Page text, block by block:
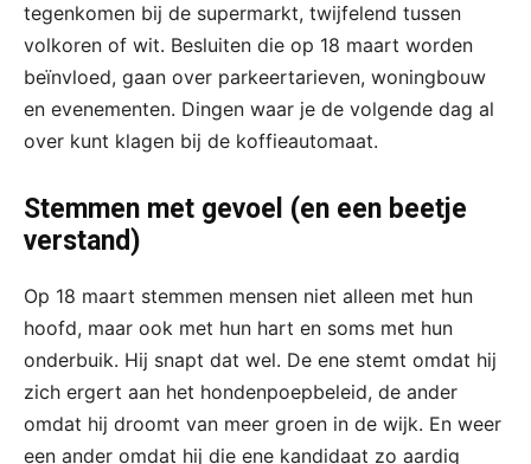
tegenkomen bij de supermarkt, twijfelend tussen
volkoren of wit. Besluiten die op 18 maart worden
beïnvloed, gaan over parkeertarieven, woningbouw
en evenementen. Dingen waar je de volgende dag al
over kunt klagen bij de koffieautomaat.
Stemmen met gevoel (en een beetje
verstand)
Op 18 maart stemmen mensen niet alleen met hun
hoofd, maar ook met hun hart en soms met hun
onderbuik. Hij snapt dat wel. De ene stemt omdat hij
zich ergert aan het hondenpoepbeleid, de ander
omdat hij droomt van meer groen in de wijk. En weer
een ander omdat hij die ene kandidaat zo aardig